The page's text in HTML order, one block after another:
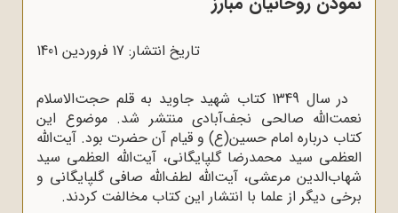
تاریخ انتشار: 17 فروردين 1401
در سال 1349 کتاب شهید جاوید به قلم حجت‌الاسلام
نعمت‌الله صالحی نجف‌آبادی منتشر شد. موضوع این
کتاب درباره امام حسین(ع) و قیام آن حضرت بود. آیت‌الله
العظمی سید محمدرضا گلپایگانی، آیت‌الله العظمی سید
شهاب‌الدین مرعشی، آیت‌الله لطف‌الله صافی گلپایگانی و
برخی دیگر از علما با انتشار این کتاب مخالفت کردند.